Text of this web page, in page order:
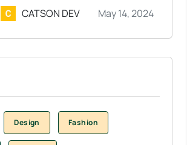
CATSON DEV
May 14, 2024
Design Fashion